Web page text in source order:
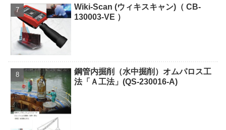
Wiki-Scan (ウィキスキャン)（ CB-
130003-VE ）
鋼管内掘削（水中掘削）オムパロス工
法「Ａ工法」(QS-230016-A)